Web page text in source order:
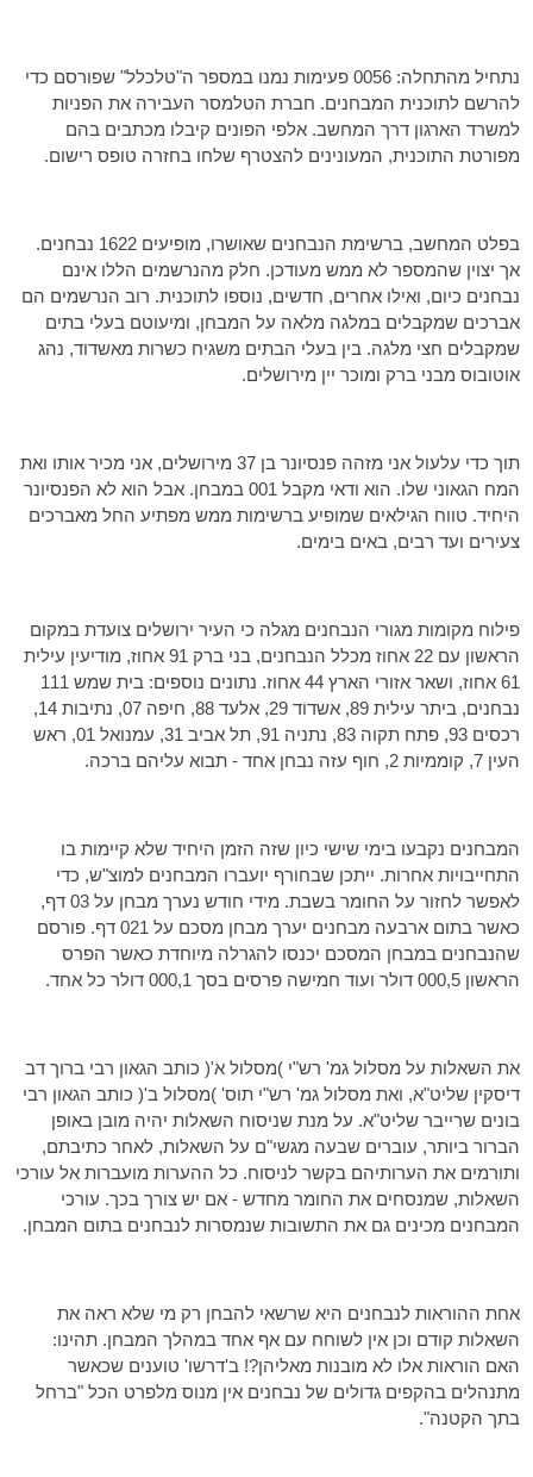
נתחיל מהתחלה: 0056 פעימות נמנו במספר ה"טלכלל" שפורסם כדי
להרשם לתוכנית המבחנים. חברת הטלמסר העבירה את הפניות
למשרד הארגון דרך המחשב. אלפי הפונים קיבלו מכתבים בהם
מפורטת התוכנית, המעונינים להצטרף שלחו בחזרה טופס רישום.
בפלט המחשב, ברשימת הנבחנים שאושרו, מופיעים 1622 נבחנים.
אך יצוין שהמספר לא ממש מעודכן. חלק מהנרשמים הללו אינם
נבחנים כיום, ואילו אחרים, חדשים, נוספו לתוכנית. רוב הנרשמים הם
אברכים שמקבלים במלגה מלאה על המבחן, ומיעוטם בעלי בתים
שמקבלים חצי מלגה. בין בעלי הבתים משגיח כשרות מאשדוד, נהג
אוטובוס מבני ברק ומוכר יין מירושלים.
תוך כדי עלעול אני מזהה פנסיונר בן 37 מירושלים, אני מכיר אותו ואת
המח הגאוני שלו. הוא ודאי מקבל 001 במבחן. אבל הוא לא הפנסיונר
היחיד. טווח הגילאים שמופיע ברשימות ממש מפתיע החל מאברכים
צעירים ועד רבים, באים בימים.
פילוח מקומות מגורי הנבחנים מגלה כי העיר ירושלים צועדת במקום
הראשון עם 22 אחוז מכלל הנבחנים, בני ברק 91 אחוז, מודיעין עילית
61 אחוז, ושאר אזורי הארץ 44 אחוז. נתונים נוספים: בית שמש 111
נבחנים, ביתר עילית 89, אשדוד 29, אלעד 88, חיפה 07, נתיבות 14,
רכסים 93, פתח תקוה 83, נתניה 91, תל אביב 31, עמנואל 01, ראש
העין 7, קוממיות 2, חוף עזה נבחן אחד - תבוא עליהם ברכה.
המבחנים נקבעו בימי שישי כיון שזה הזמן היחיד שלא קיימות בו
התחייבויות אחרות. ייתכן שבחורף יועברו המבחנים למוצ"ש, כדי
לאפשר לחזור על החומר בשבת. מידי חודש נערך מבחן על 03 דף,
כאשר בתום ארבעה מבחנים יערך מבחן מסכם על 021 דף. פורסם
שהנבחנים במבחן המסכם יכנסו להגרלה מיוחדת כאשר הפרס
הראשון 000,5 דולר ועוד חמישה פרסים בסך 000,1 דולר כל אחד.
את השאלות על מסלולגמ' רש"י )מסלול א'( כותב הגאון רבי ברוך דב
דיסקין שליט"א, ואת מסלולגמ' רש"יתוס' )מסלול ב'( כותב הגאון רבי
בוניםשרייבר שליט"א. על מנת שניסוח השאלות יהיה מובן באופן
הברור ביותר, עוברים שבעה מגשי"ם על השאלות, לאחר כתיבתם,
ותורמים את הערותיהם בקשר לניסוח. כל ההערות מועברות אל עורכי
השאלות, שמנסחים את החומר מחדש - אם יש צורך בכך. עורכי
המבחנים מכינים גם את התשובות שנמסרות לנבחנים בתום המבחן.
אחת ההוראות לנבחנים היא שרשאי להבחן רק מי שלא ראה את
השאלות קודם וכן אין לשוחח עם אף אחד במהלך המבחן. תהינו:
האם הוראות אלו לא מובנות מאליהן?! ב'דרשו' טוענים שכאשר
מתנהלים בהקפים גדולים של נבחנים אין מנוס מלפרט הכל "ברחל
בתך הקטנה".